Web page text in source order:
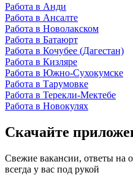
Работа в Анди
Работа в Ансалте
Работа в Новолакском
Работа в Батаюрт
Работа в Кочубее (Дагестан)
Работа в Кизляре
Работа в Южно-Сухокумске
Работа в Тарумовке
Работа в Терекли-Мектебе
Работа в Новокулях
Скачайте
Свежие вакансии, ответы на
всегда у вас под рукой